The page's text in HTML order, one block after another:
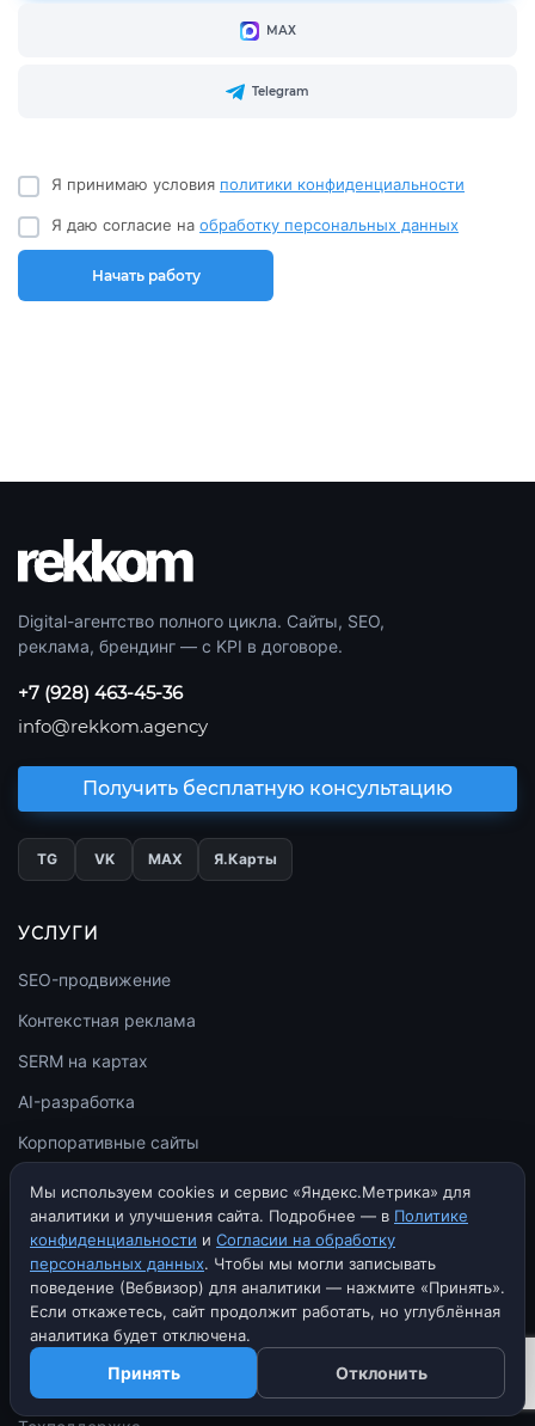
МАХ
Telegram
Я принимаю условия политики конфиденциальности
Я даю согласие на обработку персональных данных
Начать работу
Digital-агентство полного цикла. Сайты, SEO,
реклама, брендинг — с KPI в договоре.
+7 (928) 463-45-36
info@rekkom.agency
Получить бесплатную консультацию
TG VK МАХ Я.Карты
УСЛУГИ
SEO-продвижение
Контекстная реклама
SERM на картах
AI-разработка
Корпоративные сайты
Интернет-магазины
Лендинги
Мультимедиа для музеев
Брендинг
Дизайн
Аудит сайта
Мы используем cookies и сервис «Яндекс.Метрика» для
аналитики и улучшения сайта. Подробнее — в Политике
конфиденциальности и Согласии на обработку
персональных данных. Чтобы мы могли записывать
поведение (Вебвизор) для аналитики — нажмите «Принять».
Если откажетесь, сайт продолжит работать, но углублённая
аналитика будет отключена.
Принять Отклонить